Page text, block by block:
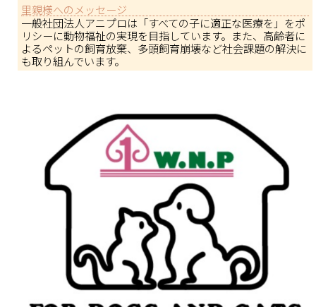
里親様へのメッセージ
一般社団法人アニプロは「すべての子に適正な医療を」をポ
リシーに動物福祉の実現を目指しています。また、高齢者に
よるペットの飼育放棄、多頭飼育崩壊など社会課題の解決に
も取り組んでいます。